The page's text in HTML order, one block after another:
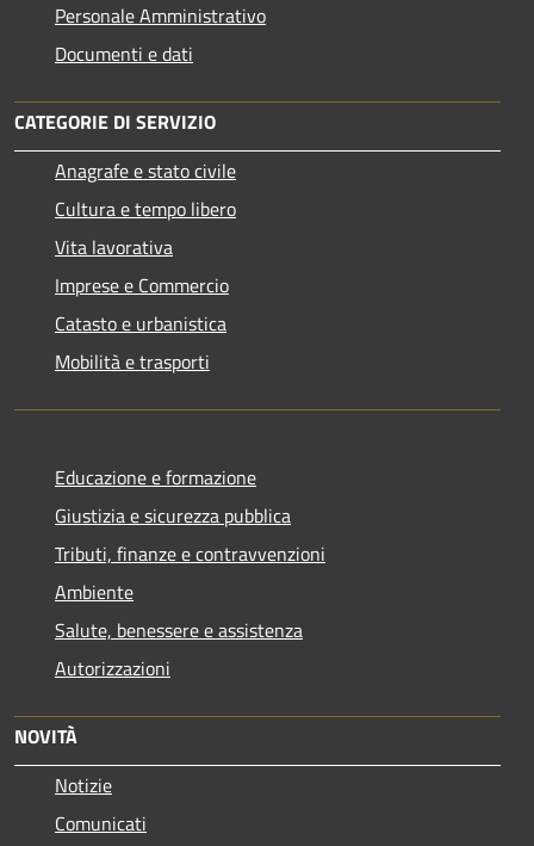
Personale Amministrativo
Documenti e dati
CATEGORIE DI SERVIZIO
Anagrafe e stato civile
Cultura e tempo libero
Vita lavorativa
Imprese e Commercio
Catasto e urbanistica
Mobilità e trasporti
Educazione e formazione
Giustizia e sicurezza pubblica
Tributi, finanze e contravvenzioni
Ambiente
Salute, benessere e assistenza
Autorizzazioni
NOVITÀ
Notizie
Comunicati